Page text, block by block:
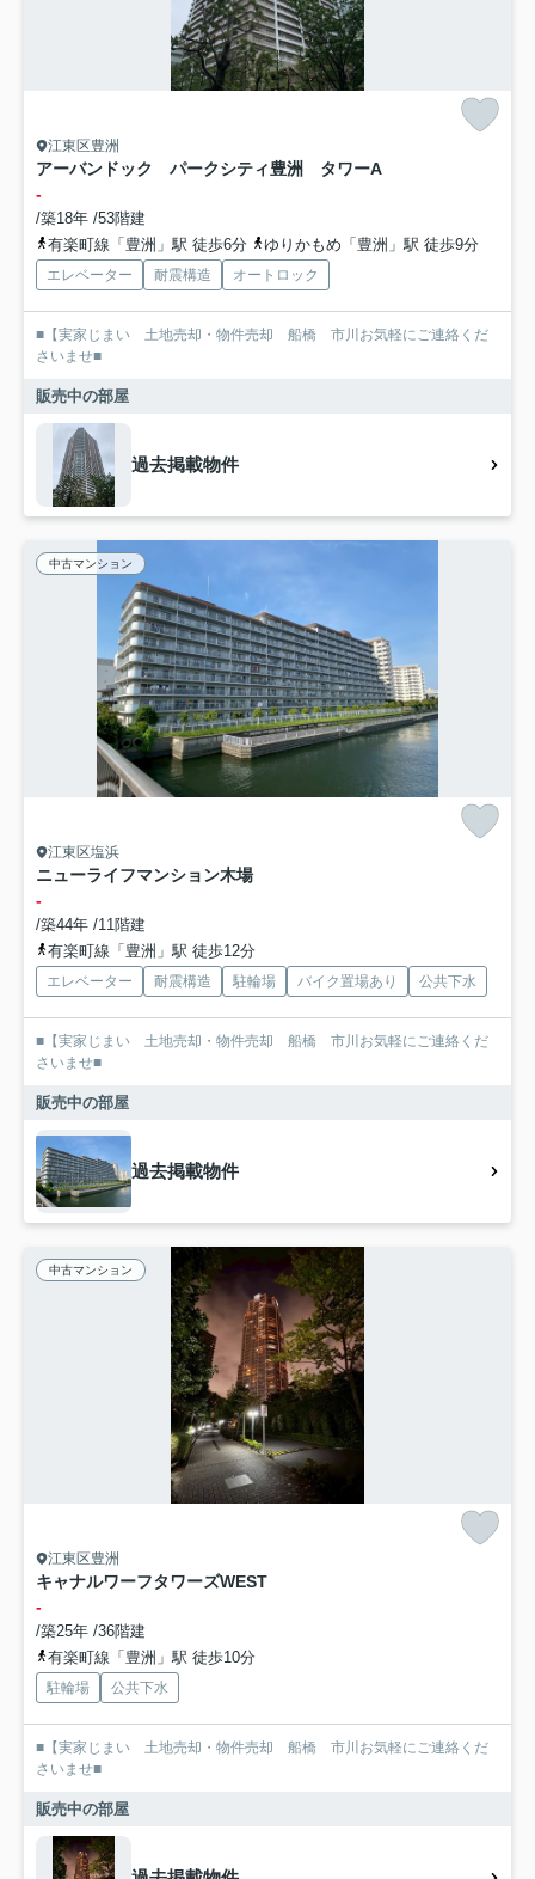
江東区豊洲
アーバンドック パークシティ豊洲 タワーA
-
/築18年 /53階建
有楽町線「豊洲」駅 徒歩6分
ゆりかもめ「豊洲」駅 徒歩9分
エレベーター 耐震構造 オートロック
■【実家じまい 土地売却・物件売却 船橋 市川お気軽にご連絡くだ
さいませ■
販売中の部屋
過去掲載物件
中古マンション
江東区塩浜
ニューライフマンション木場
-
/築44年 /11階建
有楽町線「豊洲」駅 徒歩12分
エレベーター 耐震構造 駐輪場 バイク置場あり 公共下水
■【実家じまい 土地売却・物件売却 船橋 市川お気軽にご連絡くだ
さいませ■
販売中の部屋
過去掲載物件
中古マンション
江東区豊洲
キャナルワーフタワーズWEST
-
/築25年 /36階建
有楽町線「豊洲」駅 徒歩10分
駐輪場 公共下水
■【実家じまい 土地売却・物件売却 船橋 市川お気軽にご連絡くだ
さいませ■
販売中の部屋